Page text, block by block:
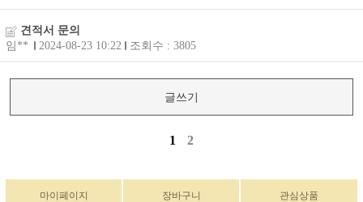
견적서 문의
임**
2024-08-23 10:22 조회수 : 3805
글쓰기
1 2
마이페이지 장바구니 관심상품